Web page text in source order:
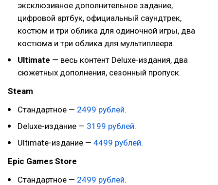
эксклюзивное дополнительное задание,
цифровой артбук, официальный саундтрек,
костюм и три облика для одиночной игры, два
костюма и три облика для мультиплеера.
Ultimate — весь контент Deluxe-издания, два
сюжетных дополнения, сезонный пропуск.
Steam
Стандартное — 2499 рублей.
Deluxe-издание — 3199 рублей.
Ultimate-издание — 4499 рублей.
Epic Games Store
Стандартное — 2499 рублей.